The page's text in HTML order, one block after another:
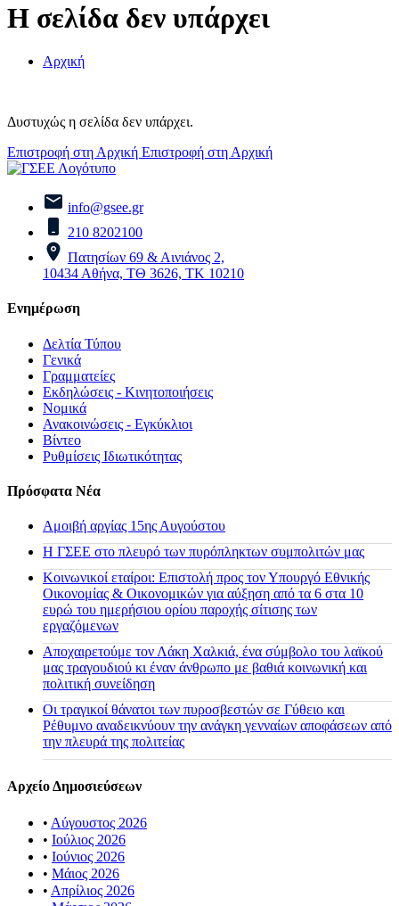
Η σελίδα δεν υπάρχει
Αρχική
Δυστυχώς η σελίδα δεν υπάρχει.
Επιστροφή στη Αρχική Επιστροφή στη Αρχική
info@gsee.gr
210 8202100
Πατησίων 69 & Αινιάνος 2,
10434 Αθήνα, ΤΘ 3626, ΤΚ 10210
Ενημέρωση
Δελτία Τύπου
Γενικά
Γραμματείες
Εκδηλώσεις - Κινητοποιήσεις
Νομικά
Ανακοινώσεις - Εγκύκλιοι
Βίντεο
Ρυθμίσεις Ιδιωτικότητας
Πρόσφατα Νέα
Αμοιβή αργίας 15ης Αυγούστου
H ΓΣΕΕ στο πλευρό των πυρόπληκτων συμπολιτών μας
Κοινωνικοί εταίροι: Επιστολή προς τον Υπουργό Εθνικής
Οικονομίας & Οικονομικών για αύξηση από τα 6 στα 10
ευρώ του ημερήσιου ορίου παροχής σίτισης των
εργαζόμενων
Αποχαιρετούμε τον Λάκη Χαλκιά, ένα σύμβολο του λαϊκού
μας τραγουδιού κι έναν άνθρωπο με βαθιά κοινωνική και
πολιτική συνείδηση
Οι τραγικοί θάνατοι των πυροσβεστών σε Γύθειο και
Ρέθυμνο αναδεικνύουν την ανάγκη γενναίων αποφάσεων από
την πλευρά της πολιτείας
Αρχείο Δημοσιεύσεων
• Αύγουστος 2026
• Ιούλιος 2026
• Ιούνιος 2026
• Μάιος 2026
• Απρίλιος 2026